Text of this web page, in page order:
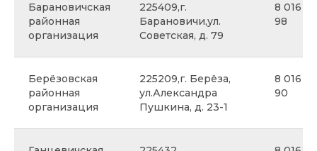
Барановичская
районная
организация
225409,г.
Барановичи,ул.
Советская, д. 79
8 016
98
Берёзовская
районная
организация
225209,г. Берёза,
ул.Александра
Пушкина, д. 23-1
8 016
90